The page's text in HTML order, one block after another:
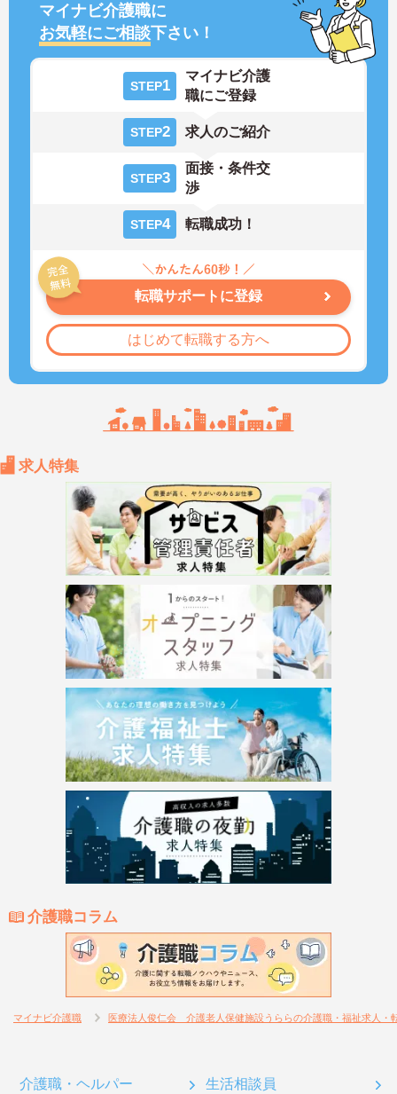
マイナビ介護職に
お気軽にご相談下さい！
STEP1
マイナビ介護
職にご登録
STEP2 求人のご紹介
STEP3
面接・条件交
渉
STEP4 転職成功！
転職サポートに登録
はじめて転職する方へ
求人特集
介護職コラム
マイナビ介護職 医療法人俊仁会 介護老人保健施設うららの介護職・福祉求人・
介護職・ヘルパー 生活相談員